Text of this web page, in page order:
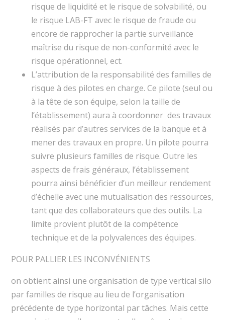
risque de liquidité et le risque de solvabilité, ou
le risque LAB-FT avec le risque de fraude ou
encore de rapprocher la partie surveillance
maîtrise du risque de non-conformité avec le
risque opérationnel, ect.
L’attribution de la responsabilité des familles de
risque à des pilotes en charge. Ce pilote (seul ou
à la tête de son équipe, selon la taille de
l’établissement) aura à coordonner des travaux
réalisés par d’autres services de la banque et à
mener des travaux en propre. Un pilote pourra
suivre plusieurs familles de risque. Outre les
aspects de frais généraux, l’établissement
pourra ainsi bénéficier d’un meilleur rendement
d’échelle avec une mutualisation des ressources,
tant que des collaborateurs que des outils. La
limite provient plutôt de la compétence
technique et de la polyvalences des équipes.
POUR PALLIER LES INCONVÉNIENTS
on obtient ainsi une organisation de type vertical silo
par familles de risque au lieu de l’organisation
précédente de type horizontal par tâches. Mais cette